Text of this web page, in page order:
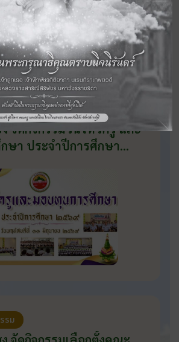
ละภาพกิจกรรม
การศึกษา
กรรม
ง จัดกิจกรรมวันไหว้ครู และ
ษา ประจำปีการศึกษา
ถุนายน 2569
รม